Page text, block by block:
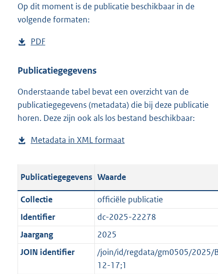
e
n
Op dit moment is de publicatie beschikbaar in de
volgende formaten:
D
w
l
o
a
p
b
i
c
a
t
i
PDF
s
a
n
d
g
o
t
t
e
:
o
Publicatiegegevens
Onderstaande tabel bevat een overzicht van de
publicatiegegevens (metadata) die bij deze publicatie
horen. Deze zijn ook als los bestand beschikbaar:
Metadata in XML formaat
t
a
n
d
g
r
o
Publicatiegegevens Waarde
Collectie
officiële publicatie
Identifier
dc-2025-22278
Jaargang
2025
JOIN identifier
/join/id/regdata/gm0505/2025/
12-17;1